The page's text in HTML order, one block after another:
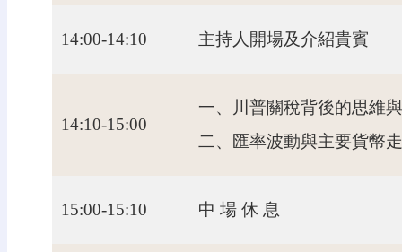
14:00-14:10 主持人開場及介紹貴賓
14:10-15:00
一、川普關稅背後的思維
二、匯率波動與主要貨幣
15:00-15:10 中 場 休 息